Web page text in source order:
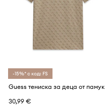
-15%* с код: FS
Guess тениска за деца от памук
30,99 €